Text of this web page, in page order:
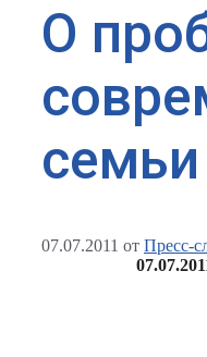
О
семьи
07.07.2011 от Пресс-